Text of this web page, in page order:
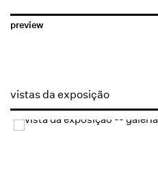
preview
vistas da exposição
Open a larger version of the